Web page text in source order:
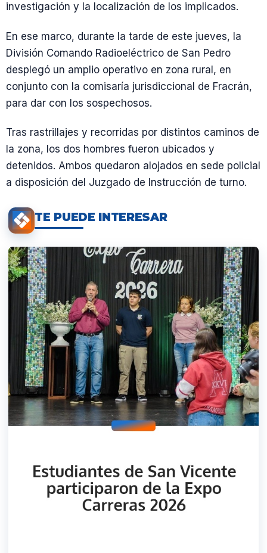
investigación y la localización de los implicados.
En ese marco, durante la tarde de este jueves, la
División Comando Radioeléctrico de San Pedro
desplegó un amplio operativo en zona rural, en
conjunto con la comisaría jurisdiccional de Fracrán,
para dar con los sospechosos.
Tras rastrillajes y recorridas por distintos caminos de
la zona, los dos hombres fueron ubicados y
detenidos. Ambos quedaron alojados en sede policial
a disposición del Juzgado de Instrucción de turno.
TE PUEDE INTERESAR